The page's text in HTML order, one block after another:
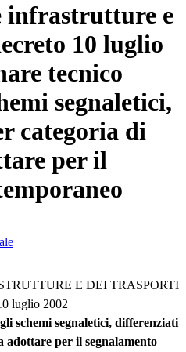
infrastrutture e
10 luglio
tecnico
segnaletici,
categoria di
per il
E DEI TRASPORTI
luglio 2002
schemi segnaletici, differenziati
adottare per il segnalamento